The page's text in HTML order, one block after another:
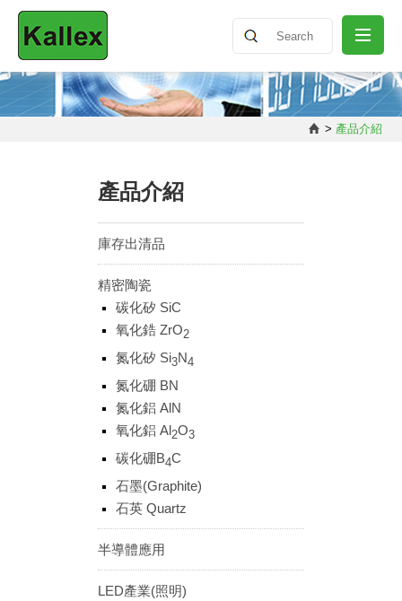
關於我們
產品介紹
聯絡我們
簡中
> 產品介紹
產品介紹
庫存出清品
精密陶瓷
碳化矽 SiC
氧化鋯 ZrO2
氮化矽 Si3N4
氮化硼 BN
氮化鋁 AlN
氧化鋁 Al2O3
碳化硼B4C
石墨(Graphite)
石英 Quartz
半導體應用
LED產業(照明)